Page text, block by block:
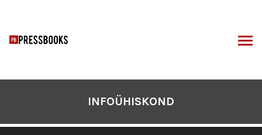
juurde
INFOÜHISKOND